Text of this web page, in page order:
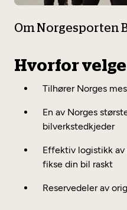
Om Norgesporten
Hvorfor velge
Tilhører Norges
En av Norges
bilverkstedkjeder
Effektiv logistikk av
fikse din bil raskt
Reservedeler av